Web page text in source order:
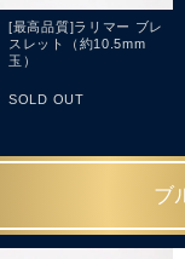
[最高品質]ラリマー ブレ
スレット（約10.5mm
玉）
SOLD OUT
ブ